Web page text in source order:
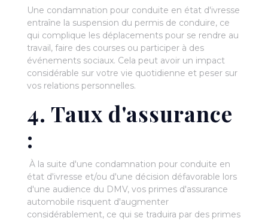
Une condamnation pour conduite en état d'ivresse
entraîne la suspension du permis de conduire, ce
qui complique les déplacements pour se rendre au
travail, faire des courses ou participer à des
événements sociaux. Cela peut avoir un impact
considérable sur votre vie quotidienne et peser sur
vos relations personnelles.
4. Taux d'assurance
:
À la suite d'une condamnation pour conduite en
état d'ivresse et/ou d'une décision défavorable lors
d'une audience du DMV, vos primes d'assurance
automobile risquent d'augmenter
considérablement, ce qui se traduira par des primes